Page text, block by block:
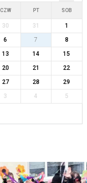
CZW PT SOB
30 31
1
6 7
8
13 14
15
20 21
22
27 28
29
3 4 5